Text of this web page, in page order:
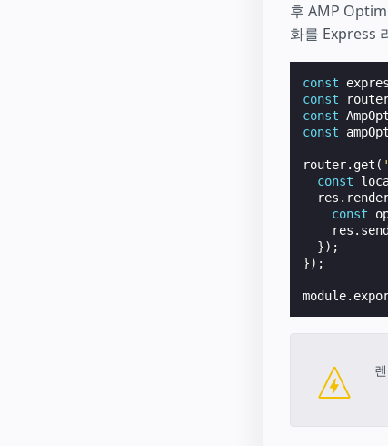
후 AMP
화를 Express
const
const
const
const
router. get (
const
res .
const
res . send
});
});
module.